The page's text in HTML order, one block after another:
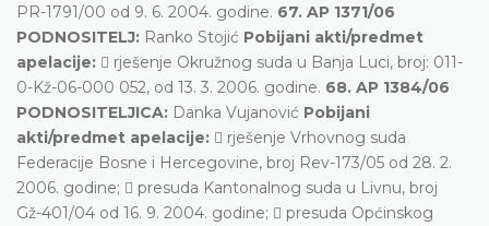
PR-1791/00 od 9. 6. 2004. godine. 67. AP 1371/06
PODNOSITELJ: Ranko Stojić Pobijani akti/predmet
apelacije:  rješenje Okružnog suda u Banja Luci, broj: 011-
0-Kž-06-000 052, od 13. 3. 2006. godine. 68. AP 1384/06
PODNOSITELJICA: Danka Vujanović Pobijani
akti/predmet apelacije:  rješenje Vrhovnog suda
Federacije Bosne i Hercegovine, broj Rev-173/05 od 28. 2.
2006. godine;  presuda Kantonalnog suda u Livnu, broj
Gž-401/04 od 16. 9. 2004. godine;  presuda Općinskog